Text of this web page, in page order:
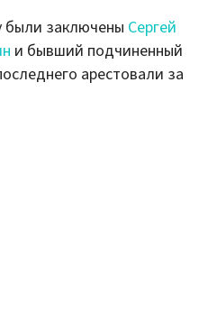
были заключены Сергей
и бывший подчиненный
арестовали за